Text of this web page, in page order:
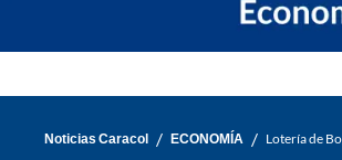
Noticias Caracol / ECONOMÍA / Lotería de